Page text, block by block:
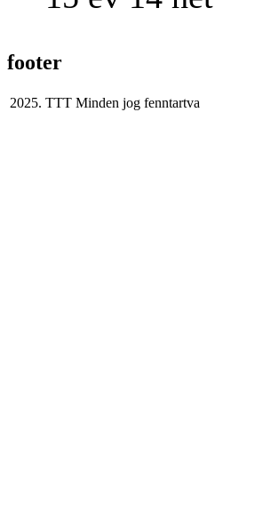
footer
2025. TTT Minden jog fenntartva